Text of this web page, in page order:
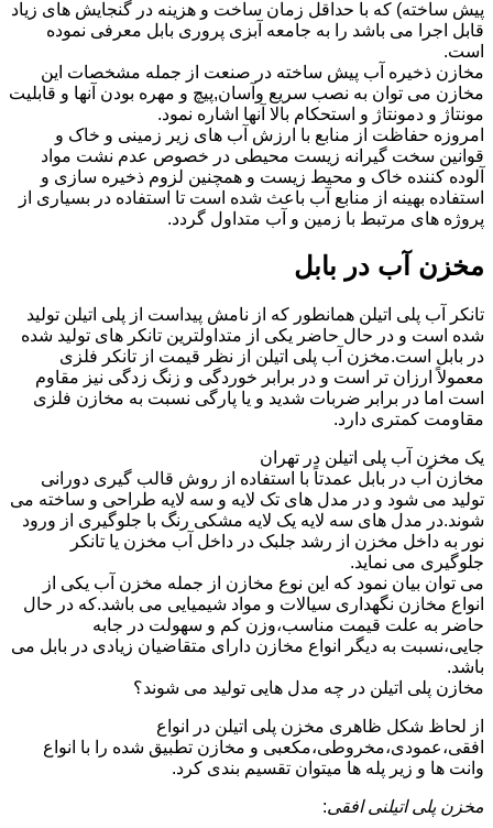
پیش ساخته) که با حداقل زمان ساخت و هزینه در گنجایش های زیاد
قابل اجرا می باشد را به جامعه آبزی پروری بابل معرفی نموده
است.
مخازن ذخیره آب پیش ساخته در صنعت از جمله مشخصات این
مخازن می توان به نصب سریع وآسان,پیچ و مهره بودن آنها و قابلیت
مونتاژ و دمونتاژ و استحکام بالا آنها اشاره نمود.
امروزه حفاظت از منابع با ارزش آب های زیر زمینی و خاک و
قوانین سخت گیرانه زیست محیطی در خصوص عدم نشت مواد
آلوده کننده خاک و محیط زیست و همچنین لزوم ذخیره سازی و
استفاده بهینه از منابع آب باعث شده است تا استفاده در بسیاری از
پروژه های مرتبط با زمین و آب متداول گردد.
مخزن آب در بابل
تانکر آب پلی اتیلن همانطور که از نامش پیداست از پلی اتیلن تولید
شده است و در حال حاضر یکی از متداولترین تانکر های تولید شده
در بابل است.مخزن آب پلی اتیلن از نظر قیمت از تانکر فلزی
معمولاً ارزان تر است و در برابر خوردگی و زنگ زدگی نیز مقاوم
است اما در برابر ضربات شدید و یا پارگی نسبت به مخازن فلزی
مقاومت کمتری دارد.
یک مخزن آب پلی اتیلن در تهران
مخازن آب در بابل عمدتاً با استفاده از روش قالب گیری دورانی
تولید می شود و در مدل های تک لایه و سه لایه طراحی و ساخته می
شوند.در مدل های سه لایه یک لایه مشکی رنگ با جلوگیری از ورود
نور به داخل مخزن از رشد جلبک در داخل آب مخزن یا تانکر
جلوگیری می نماید.
می توان بیان نمود که این نوع مخازن از جمله مخزن آب یکی از
انواع مخازن نگهداری سیالات و مواد شیمیایی می باشد.که در حال
حاضر به علت قیمت مناسب،وزن کم و سهولت در جابه
جایی،نسبت به دیگر انواع مخازن دارای متقاضیان زیادی در بابل می
باشد.
مخازن پلی اتیلن در چه مدل هایی تولید می شوند؟
از لحاظ شکل ظاهری مخزن پلی اتیلن در انواع
افقی،عمودی،مخروطی،مکعبی و مخازن تطبیق شده را با انواع
وانت ها و زیر پله ها میتوان تقسیم بندی کرد.
مخزن پلی اتیلنی افقی: